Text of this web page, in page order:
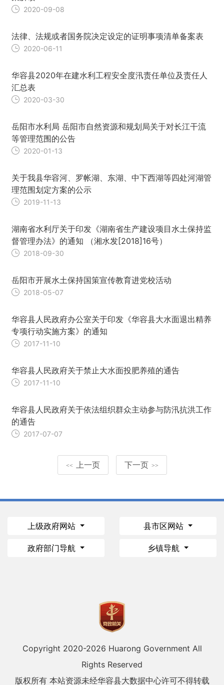
2020-09-08
法律、法规或者国务院决定设定的证明事项清单备案表
2020-06-11
华容县2020年在建水利工程安全度汛责任单位及责任人
汇总表
2020-03-30
岳阳市水利局 岳阳市自然资源和规划局关于对长江干流
等管理范围的公告
2020-01-13
关于我县华容河、罗帐湖、东湖、中下西湖等四处河湖管
理范围划定方案的公示
2019-11-13
湖南省水利厅关于印发《湖南省生产建设项目水土保持监
督管理办法》的通知 （湘水发[2018]16号）
2018-09-30
岳阳市开展水土保持国策宣传教育进党校活动
2018-05-07
华容县人民政府办公室关于印发《华容县大水面退出精养
专项行动实施方案》的通知
2017-11-10
华容县人民政府关于禁止大水面投肥养殖的通告
2017-11-10
华容县人民政府关于依法组织群众主动参与防汛抗洪工作
的通告
2017-07-07
<< 上一页 下一页 >>
上级政府网站 县市区网站
政府部门导航 乡镇导航
Copyright 2020-2026 Huarong Government All
Rights Reserved
版权所有 本站资源未经华容县大数据中心许可不得转载